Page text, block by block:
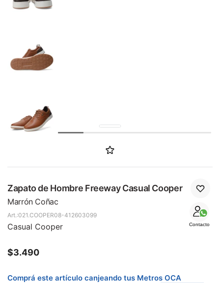
Zapato de Hombre Freeway Casual Cooper
Marrón Coñac
Contacto
021.COOPER08-412603099
Casual Cooper
$3.490
Comprá este artículo canjeando tus Metros OCA